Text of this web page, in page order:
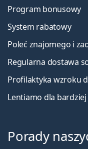
Program bonusowy
System rabatowy
Poleć znajomego i
Regularna dostawa
Profilaktyka wzroku
Lentiamo dla
Porady